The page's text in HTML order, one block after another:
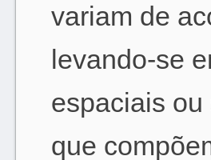
variam de
levando-se
espaciais
que